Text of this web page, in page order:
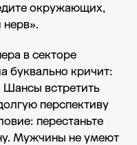
окружающих,
в секторе
буквально кричит:
Шансы встретить
перспективу
перестаньте
Мужчины не умеют